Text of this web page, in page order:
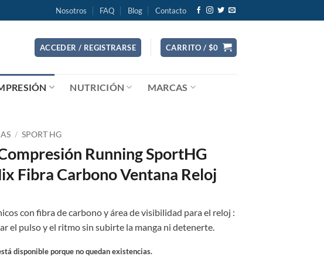
Nosotros FAQ Blog Contacto
ACCEDER / REGISTRARSE CARRITO / $0
NUTRICIÓN MARCAS
/ SPORT HG
Running SportHG
Fibra Carbono Ventana Reloj
con fibra de carbono y área de visibilidad para el reloj :
el pulso y el ritmo sin subirte la manga ni detenerte.
disponible porque no quedan existencias.